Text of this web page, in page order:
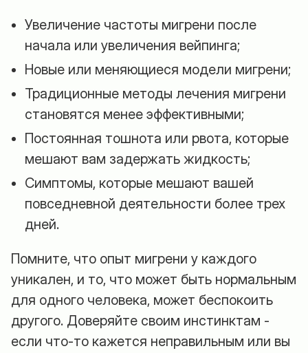
Увеличение частоты мигрени после
начала или увеличения вейпинга;
Новые или меняющиеся модели мигрени;
Традиционные методы лечения мигрени
становятся менее эффективными;
Постоянная тошнота или рвота, которые
мешают вам задержать жидкость;
Симптомы, которые мешают вашей
повседневной деятельности более трех
дней.
Помните, что опыт мигрени у каждого
уникален, и то, что может быть нормальным
для одного человека, может беспокоить
другого. Доверяйте своим инстинктам -
если что-то кажется неправильным или вы